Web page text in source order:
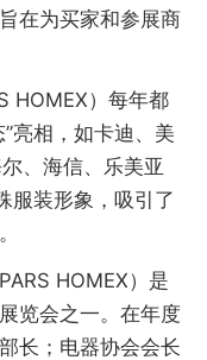
在为买家和参展商
HOMEX）每年都
亮相，如卡迪、美
、海信、乐美亚
服装形象，吸引了
HOMEX）是
览会之一。在年度
长；电器协会会长